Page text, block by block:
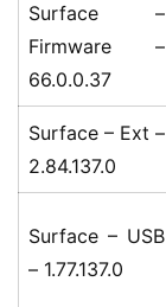
0
P
C
软
件
安
Surface –
Firmware –
66.0.0.37
Surface – Ext –
2.84.137.0
Surface – USB
– 1.77.137.0